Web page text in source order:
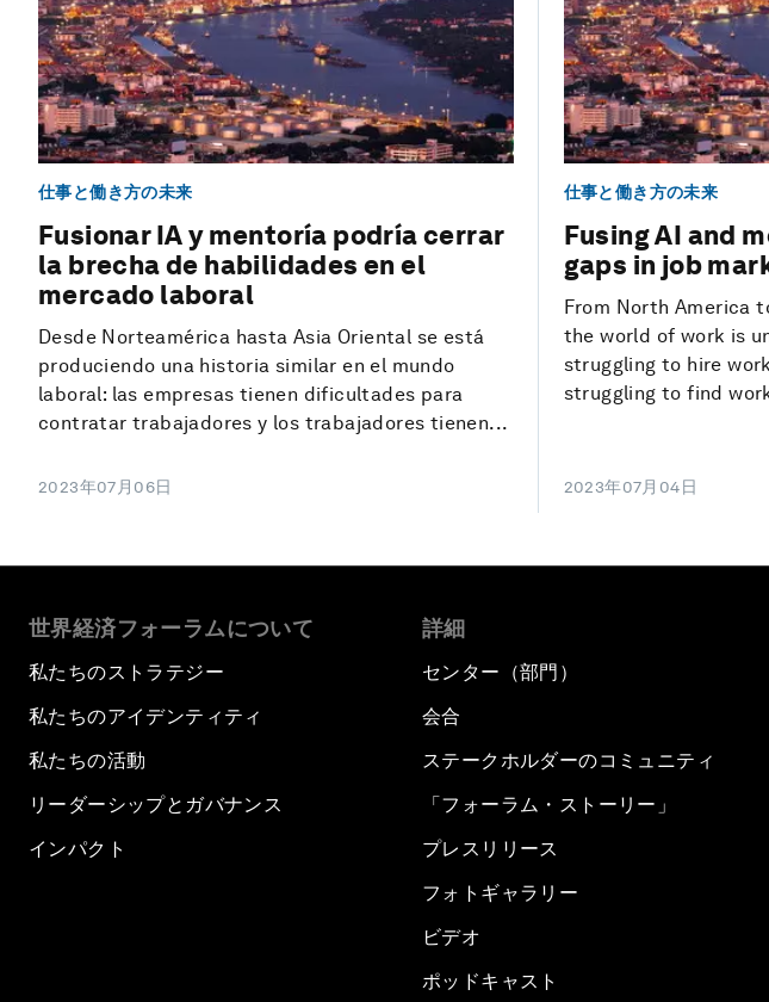
仕事と働き方の未来
Fusionar IA y mentoría podría cerrar
la brecha de habilidades en el
mercado laboral
Desde Norteamérica hasta Asia Oriental se está
produciendo una historia similar en el mundo
laboral: las empresas tienen dificultades para
contratar trabajadores y los trabajadores tienen...
2023年07月06日
仕事と働き方の未来
Fusing AI and
gaps in job
From North America
the world of work is
struggling to hire
struggling to find
2023年07月04日
世界経済フォーラムについて
私たちのストラテジー
私たちのアイデンティティ
私たちの活動
リーダーシップとガバナンス
インパクト
詳細
センター（部門）
会合
ステークホルダーのコミュニティ
「フォーラム・ストーリー」
プレスリリース
フォトギャラリー
ビデオ
ポッドキャスト